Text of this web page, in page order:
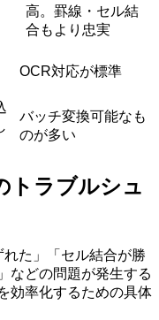
高。罫線・セル結
合もより忠実
OCR対応が標準
バッチ変換可能なも
のが多い
トラブルシュ
た」「セル結合が勝
などの問題が発生する
効率化するための具体